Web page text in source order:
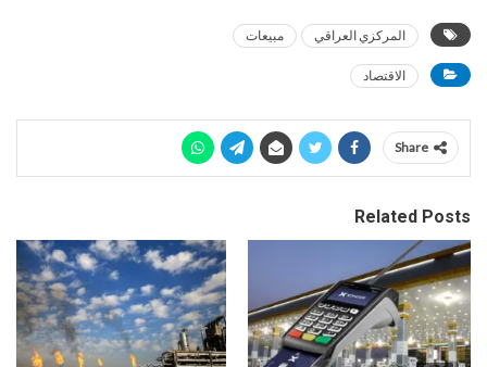
المركزي العراقي مبيعات
الاقتصاد
Share
Related Posts